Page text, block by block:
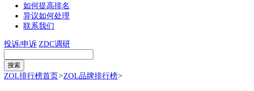
如何提高排名
异议如何处理
联系我们
投诉/申诉 ZDC调研
ZOL排行榜首页>ZOL品牌排行榜>